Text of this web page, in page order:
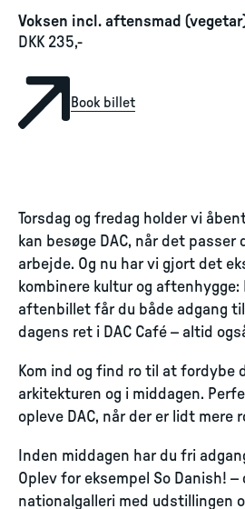
Voksen incl. aftensmad
DKK 235,-
Book billet
Torsdag og fredag holder vi
kan besøge DAC, når det
arbejde. Og nu har vi gjort det
kombinere kultur og aftenhygge:
aftenbillet får du både adgang
dagens ret i DAC Café – altid
Kom ind og find ro til at fordybe
arkitekturen og i middagen.
opleve DAC, når der er lidt mere
Inden middagen har du fri
Oplev for eksempel So Danish!
nationalgalleri med udstillingen